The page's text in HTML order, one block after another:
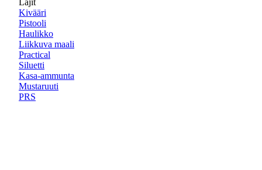
Lajit
Kivääri
Pistooli
Haulikko
Liikkuva maali
Practical
Siluetti
Kasa-ammunta
Mustaruuti
PRS